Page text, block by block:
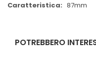
87mm
POTREBBERO